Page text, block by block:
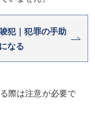
犯｜犯罪の手助
なる
際は注意が必要で